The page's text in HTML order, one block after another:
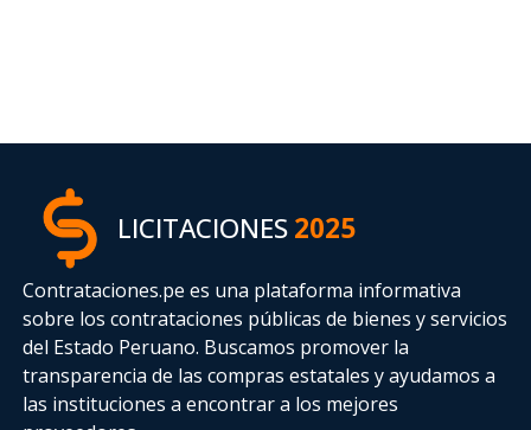
LICITACIONES2025
Contrataciones.pe es una plataforma informativa
sobre los contrataciones públicas de bienes y servicios
del Estado Peruano. Buscamos promover la
transparencia de las compras estatalesy ayudamos a
las instituciones a encontrar a los mejores